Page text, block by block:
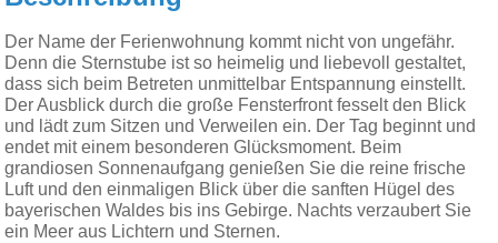
Der Name der Ferienwohnung kommt nicht von ungefähr.
Denn die Sternstube ist so heimelig und liebevoll gestaltet,
dass sich beim Betreten unmittelbar Entspannung einstellt.
Der Ausblick durch die große Fensterfront fesselt den Blick
und lädt zum Sitzen und Verweilen ein. Der Tag beginnt und
endet mit einem besonderen Glücksmoment. Beim
grandiosen Sonnenaufgang genießen Sie die reine frische
Luft und den einmaligen Blick über die sanften Hügel des
bayerischen Waldes bis ins Gebirge. Nachts verzaubert Sie
ein Meer aus Lichtern und Sternen.